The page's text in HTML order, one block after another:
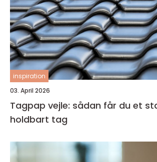
inspiration
03. April 2026
Tagpap vejle: sådan får du et
holdbart tag